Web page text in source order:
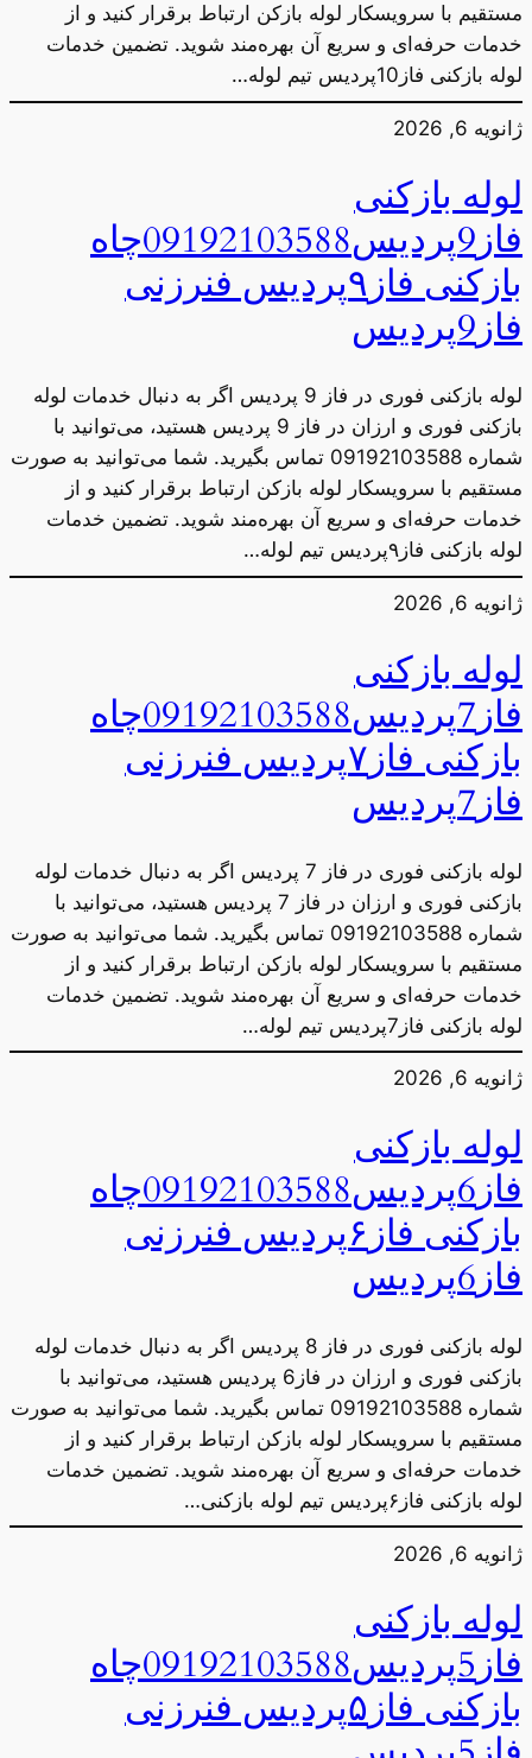
مستقیم با سرویسکار لوله بازکن ارتباط برقرار کنید و از
خدمات حرفه‌ای و سریع آن بهره‌مند شوید. تضمین خدمات
لوله بازکنی فاز10پردیس تیم لوله…
ژانویه 6, 2026
لوله بازکنی
فاز9پردیس09192103588چاه
بازکنی فاز۹پردیس فنرزنی
فاز9پردیس
لوله بازکنی فوری در فاز 9 پردیس اگر به دنبال خدمات لوله
بازکنی فوری و ارزان در فاز 9 پردیس هستید، می‌توانید با
شماره 09192103588 تماس بگیرید. شما می‌توانید به صورت
مستقیم با سرویسکار لوله بازکن ارتباط برقرار کنید و از
خدمات حرفه‌ای و سریع آن بهره‌مند شوید. تضمین خدمات
لوله بازکنی فاز۹پردیس تیم لوله…
ژانویه 6, 2026
لوله بازکنی
فاز7پردیس09192103588چاه
بازکنی فاز۷پردیس فنرزنی
فاز7پردیس
لوله بازکنی فوری در فاز 7 پردیس اگر به دنبال خدمات لوله
بازکنی فوری و ارزان در فاز 7 پردیس هستید، می‌توانید با
شماره 09192103588 تماس بگیرید. شما می‌توانید به صورت
مستقیم با سرویسکار لوله بازکن ارتباط برقرار کنید و از
خدمات حرفه‌ای و سریع آن بهره‌مند شوید. تضمین خدمات
لوله بازکنی فاز7پردیس تیم لوله…
ژانویه 6, 2026
لوله بازکنی
فاز6پردیس09192103588چاه
بازکنی فاز۶پردیس فنرزنی
فاز6پردیس
لوله بازکنی فوری در فاز 8 پردیس اگر به دنبال خدمات لوله
بازکنی فوری و ارزان در فاز6 پردیس هستید، می‌توانید با
شماره 09192103588 تماس بگیرید. شما می‌توانید به صورت
مستقیم با سرویسکار لوله بازکن ارتباط برقرار کنید و از
خدمات حرفه‌ای و سریع آن بهره‌مند شوید. تضمین خدمات
لوله بازکنی فاز۶پردیس تیم لوله بازکنی…
ژانویه 6, 2026
لوله بازکنی
فاز5پردیس09192103588چاه
بازکنی فاز۵پردیس فنرزنی